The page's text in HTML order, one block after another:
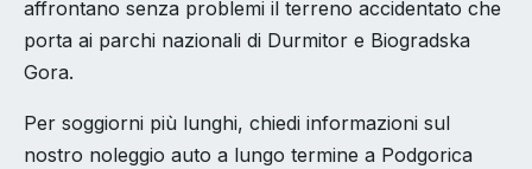
affrontano senza problemi il terreno accidentato che
porta ai parchi nazionali di Durmitor e Biogradska
Gora.
Per soggiorni più lunghi, chiedi informazioni sul
nostro noleggio auto a lungo termine a Podgorica